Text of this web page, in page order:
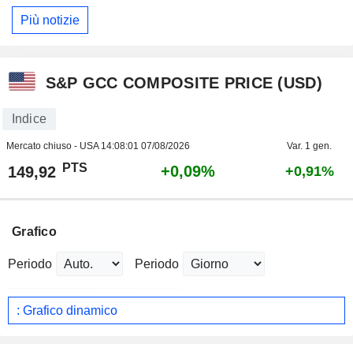
Più notizie
S&P GCC COMPOSITE PRICE (USD)
Indice
Mercato chiuso - USA 14:08:01 07/08/2026 Var. 1 gen.
149,92 PTS +0,09% +0,91%
Grafico
Periodo Periodo
: Grafico dinamico